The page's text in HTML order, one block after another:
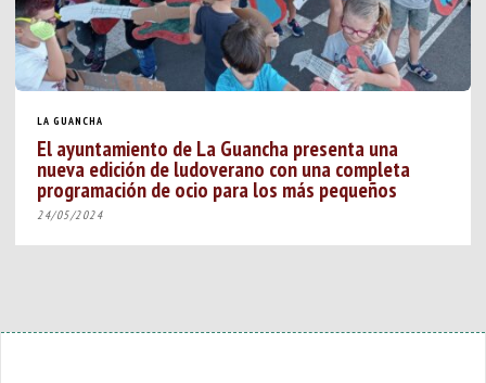
LA GUANCHA
El ayuntamiento de La Guancha presenta una
nueva edición de ludoverano con una completa
programación de ocio para los más pequeños
24/05/2024